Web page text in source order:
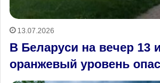
13.07.2026
В Беларуси на вечер 13
оранжевый уровень